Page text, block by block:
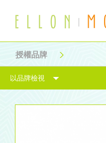
授權品牌
以品牌檢視